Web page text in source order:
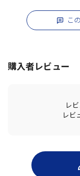
こ
購入者レビュー
レ
レビ